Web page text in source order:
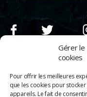
Gérer le
cookies
Pour offrir les meilleures
que les cookies pour
appareils. Le fait de